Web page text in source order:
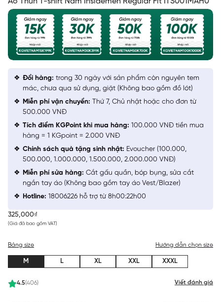
325,000₫
(Giá đã bao gồm VAT)
4.5(406) Viết đánh giá
Bảng size Hướng dẫn chọn size
M L XL XXL XXXL
Đổi hàng: trong 30 ngày với sản phẩm còn nguyên tem
mác, chưa qua sử dụng, giặt (Không bao gồm đồ lót)
Miễn phí vận chuyển: Thứ 7, Chủ nhật hoặc cho đơn từ
500.000 VNĐ
Tích điểm KGPoint khi mua hàng: 100.000 VNĐ tiền mua
hàng = 1 KGpoint = 2.000 VNĐ
Chính sách quà tặng sinh nhật: Evoucher (100.000,
500.000, 1.000.000, 1.500.000, 2.000.000 VNĐ)
Miễn phí sửa hàng: Cắt gấu quần, bóp bụng, sửa cắt
ngắn tay áo (Không bao gồm tay áo Vest/Blazer)
Hotline: 18006226 hỗ trợ từ 8h00:22h00